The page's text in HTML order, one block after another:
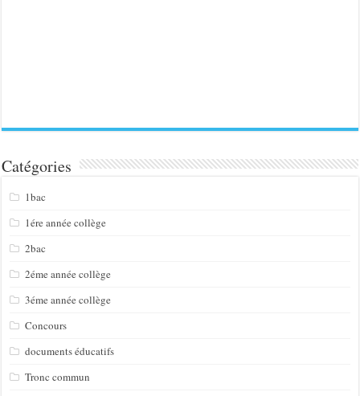
Catégories
1bac
1ére année collège
2bac
2éme année collège
3éme année collège
Concours
documents éducatifs
Tronc commun